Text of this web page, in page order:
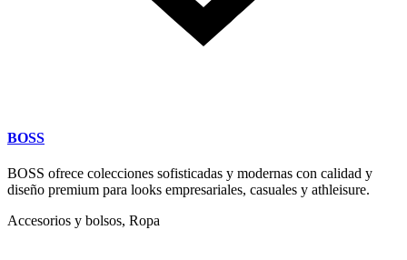
BOSS
BOSS ofrece colecciones sofisticadas y modernas con calidad y
diseño premium para looks empresariales, casuales y athleisure.
Accesorios y bolsos, Ropa